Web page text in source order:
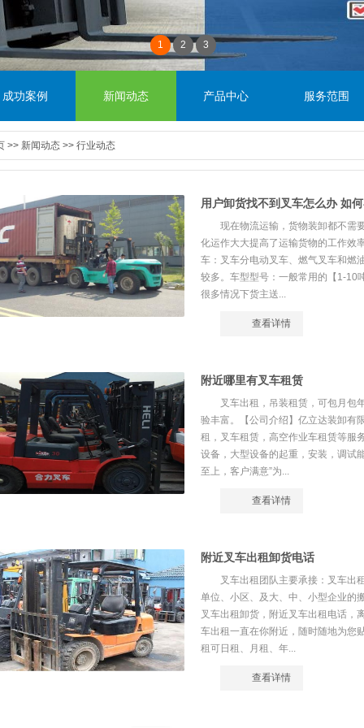
1 2 3
成功案例 新闻动态 产品中心 服务范围
>> 新闻动态>> 行业动态
用户卸货找不到叉车怎么办 如
现在物流运输，货物装卸都不需
化运作大大提高了运输货物的工作效
车：叉车分电动叉车、燃气叉车和燃
较多。车型型号：一般常用的【1-10
很多情况下货主送...
查看详情
附近哪里有叉车租赁
叉车出租，吊装租赁，可包月包
验丰富。【公司介绍】亿立达装卸有
租，叉车租赁，高空作业车租赁等服
设备，大型设备的起重，安装，调试
至上，客户满意”为...
查看详情
附近叉车出租卸货电话
叉车出租团队主要承接：叉车出
单位、小区、及大、中、小型企业的
叉车出租卸货，附近叉车出租电话，
车出租一直在你附近，随时随地为您
租可日租、月租、年...
查看详情